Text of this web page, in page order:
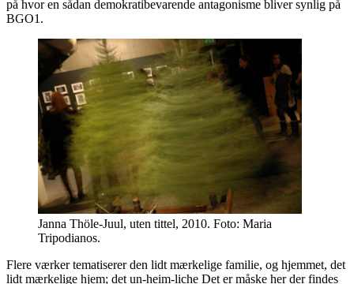
på hvor en sådan demokratibevarende antagonisme bliver synlig på
BGO1.
Janna Thöle-Juul, uten tittel, 2010. Foto: Maria
Tripodianos.
Flere værker tematiserer den lidt mærkelige familie, og hjemmet, det
lidt mærkelige hjem; det un-heim-liche Det er måske her der findes